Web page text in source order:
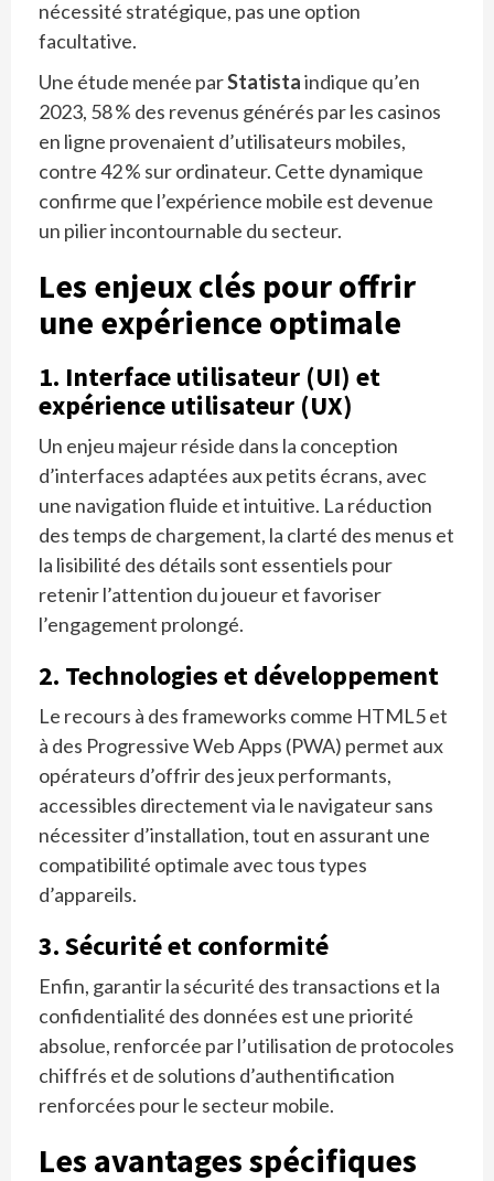
nécessité stratégique, pas une option
facultative.
Une étude menée parStatistaindique qu’en
2023, 58 % des revenus générés par les casinos
en ligne provenaient d’utilisateurs mobiles,
contre 42 % sur ordinateur. Cette dynamique
confirme que l’expérience mobile est devenue
un pilier incontournable du secteur.
Les enjeux clés pour offrir
une expérience optimale
1. Interface utilisateur (UI) et
expérience utilisateur (UX)
Un enjeu majeur réside dans la conception
d’interfaces adaptées aux petits écrans, avec
une navigation fluide et intuitive. La réduction
des temps de chargement, la clarté des menus et
la lisibilité des détails sont essentiels pour
retenir l’attention du joueur et favoriser
l’engagement prolongé.
2. Technologies et développement
Le recours à des frameworks comme HTML5 et
à des Progressive Web Apps (PWA) permet aux
opérateurs d’offrir des jeux performants,
accessibles directement via le navigateur sans
nécessiter d’installation, tout en assurant une
compatibilité optimale avec tous types
d’appareils.
3. Sécurité et conformité
Enfin, garantir la sécurité des transactions et la
confidentialité des données est une priorité
absolue, renforcée par l’utilisation de protocoles
chiffrés et de solutions d’authentification
renforcées pour le secteur mobile.
Les avantages spécifiques